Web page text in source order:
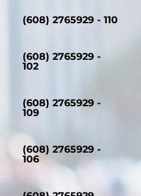
(608) 2765929 - 110
(608) 2765929 -
102
(608) 2765929 -
109
(608) 2765929 -
106